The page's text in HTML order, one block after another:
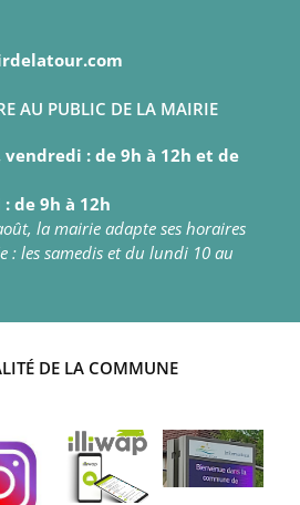
AU PUBLIC DE LA MAIRIE
: de 9h à 12h et de
de 9h à 12h
la mairie adapte ses horaires
: les samedis et du lundi 10 au
DE LA COMMUNE